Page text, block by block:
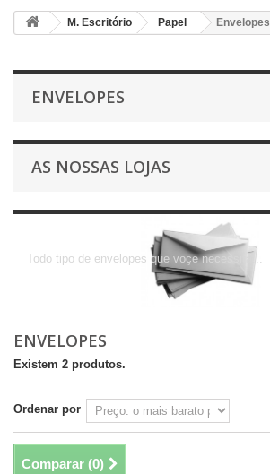
M. Escritório Papel Envelopes
ENVELOPES
AS NOSSAS LOJAS
Todo tipo de envelopes que voçe necessita...
ENVELOPES
Existem 2 produtos.
Ordenar por
Comparar (0)